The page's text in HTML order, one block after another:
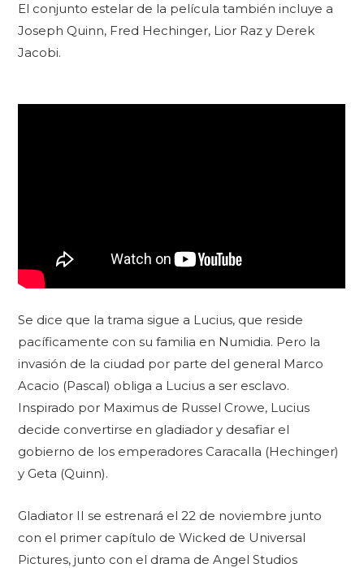
El conjunto estelar de la película también incluye a
Joseph Quinn, Fred Hechinger, Lior Raz y Derek
Jacobi.
Se dice que la trama sigue a Lucius, que reside
pacíficamente con su familia en Numidia. Pero la
invasión de la ciudad por parte del general Marco
Acacio (Pascal) obliga a Lucius a ser esclavo.
Inspirado por Maximus de Russel Crowe, Lucius
decide convertirse en gladiador y desafiar el
gobierno de los emperadores Caracalla (Hechinger)
y Geta (Quinn).
Gladiator II se estrenará el 22 de noviembre junto
con el primer capítulo de Wicked de Universal
Pictures, junto con el drama de Angel Studios